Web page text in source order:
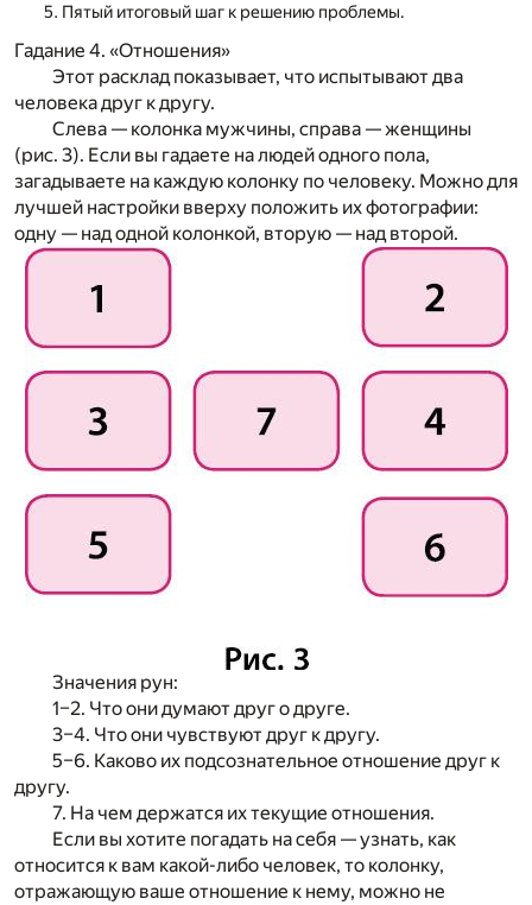
Пятый итоговый шаг к решению проблемы.
Гадание 4. «Отношения»
Этот расклад показывает, что испытывают два
человека друг к другу.
Слева — колонка мужчины, справа — женщины
(рис. 3). Если вы гадаете на людей одного пола,
загадываете на каждую колонку по человеку. Можно для
лучшей настройки вверху положить их фотографии:
одну — над одной колонкой, вторую — над второй.
Значения рун:
1–2. Что они думают друг о друге.
3–4. Что они чувствуют друг к другу.
5–6. Каково их подсознательное отношение друг к
другу.
7. На чем держатся их текущие отношения.
Если вы хотите погадать на себя — узнать, как
относится к вам какой-либо человек, то колонку,
отражающую ваше отношение к нему, можно не